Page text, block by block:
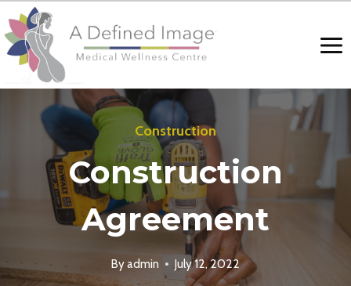
Skip
to
content
Construction
Construction
Agreement
Byadmin July 12, 2022